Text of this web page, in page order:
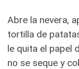
Abre la nevera,
tortilla de
le quita el papel
no se seque y